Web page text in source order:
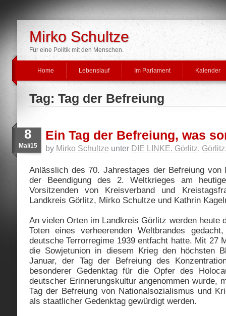
Mirko Schultze
Für eine Politik mit den Menschen.
Home Lebenslauf Im Parlament Kalender
Tag: Tag der Befreiung
8
Mai/15
Ein Tag der Befreiung, was
by Mirko Schultze unter DIE LINKE. Görlitz, Görlitz
Anlässlich des 70. Jahrestages der Befreiung von
der Beendigung des 2. Weltkrieges am
Vorsitzenden von Kreisverband und
Landkreis Görlitz, Mirko Schultze und Kathrin
An vielen Orten im Landkreis Görlitz werden heute
Toten eines verheerenden Weltbrandes
deutsche Terrorregime 1939 entfacht hatte. Mit 27
die Sowjetunion in diesem Krieg den höchsten
Januar, der Tag der Befreiung des
besonderer Gedenktag für die Opfer des
deutscher Erinnerungskultur angenommen wurde,
Tag der Befreiung von Nationalsozialismus und
als staatlicher Gedenktag gewürdigt werden.